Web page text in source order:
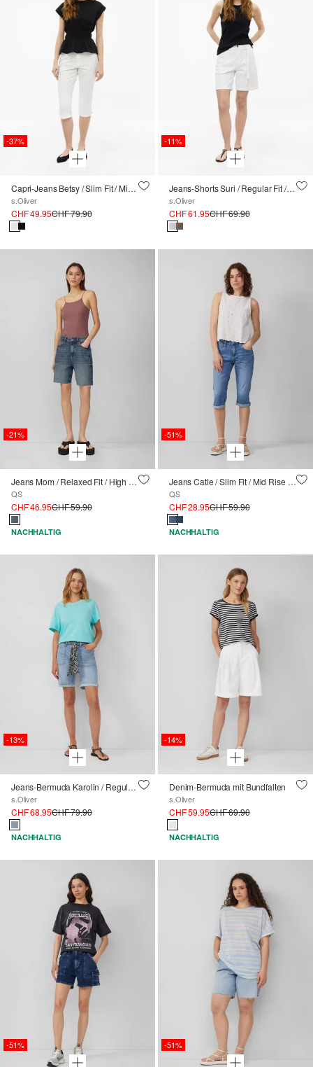
-37%
Capri-Jeans Betsy / Slim Fit / Mid Rise / Slim Leg
s.Oliver
CHF 49.95CHF 79.90
-11%
Jeans-Shorts Suri / Regular Fit / Mid Rise
s.Oliver
CHF 61.95CHF 69.90
-21%
Jeans Mom / Relaxed Fit / High Rise
QS
CHF 46.95CHF 59.90
NACHHALTIG
-51%
Jeans Catie / Slim Fit / Mid Rise / Capri Length
QS
CHF 28.95CHF 59.90
NACHHALTIG
-13%
Jeans-Bermuda Karolin / Regular Fit / Mid Rise / Bindegürtel
s.Oliver
CHF 68.95CHF 79.90
NACHHALTIG
-14%
Denim-Bermuda mit Bundfalten
s.Oliver
CHF 59.95CHF 69.90
NACHHALTIG
-51% -51%